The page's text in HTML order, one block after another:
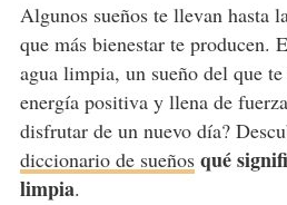
Algunos sueños te llevan hasta
que más bienestar te producen.
agua limpia, un sueño del que
energía positiva y llena de
disfrutar de un nuevo día?
diccionario de sueños qué
limpia.